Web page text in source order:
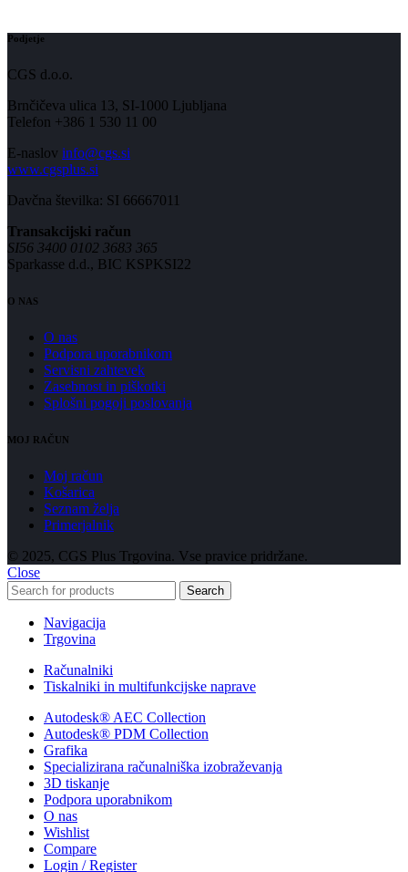
Podjetje
CGS d.o.o.
Brnčičeva ulica 13, SI-1000 Ljubljana
Telefon +386 1 530 11 00
E-naslov info@cgs.si
www.cgsplus.si
Davčna številka: SI 66667011
Transakcijski račun
SI56 3400 0102 3683 365
Sparkasse d.d., BIC KSPKSI22
O NAS
O nas
Podpora uporabnikom
Servisni zahtevek
Zasebnost in piškotki
Splošni pogoji poslovanja
MOJ RAČUN
Moj račun
Košarica
Seznam želja
Primerjalnik
© 2025, CGS Plus Trgovina. Vse pravice pridržane.
Close
Search
Navigacija
Trgovina
Računalniki
Tiskalniki in multifunkcijske naprave
Autodesk® AEC Collection
Autodesk® PDM Collection
Grafika
Specializirana računalniška izobraževanja
3D tiskanje
Podpora uporabnikom
O nas
Wishlist
Compare
Login / Register